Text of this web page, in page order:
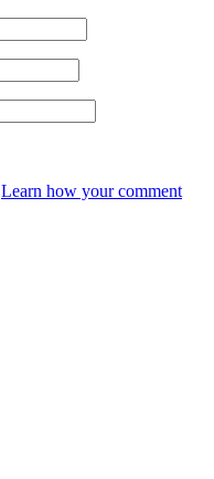
Learn how your comment